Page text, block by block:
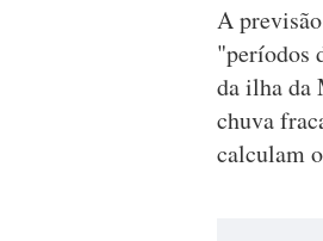
A
"períodos
da ilha da
chuva
calculam